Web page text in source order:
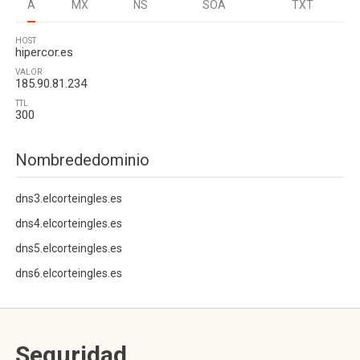
A MX NS SOA TXT
HOST
hipercor.es
VALOR
185.90.81.234
TTL
300
Nombrededominio
dns3.elcorteingles.es
dns4.elcorteingles.es
dns5.elcorteingles.es
dns6.elcorteingles.es